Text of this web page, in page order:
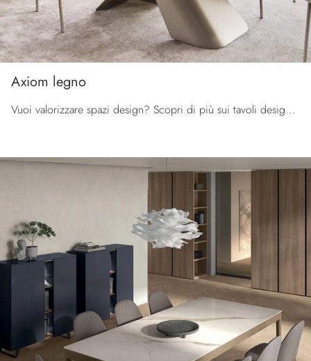
Axiom legno
Vuoi valorizzare spazi design? Scopri di più sui tavoli design fissi: il modello da pranzo Axiom legno ti sta aspettando.